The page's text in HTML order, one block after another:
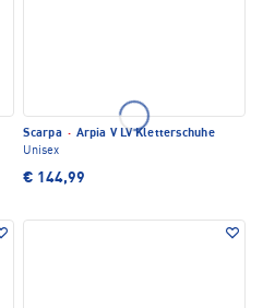
Scarpa · Arpia V LV Kletterschuhe
Unisex
€ 144,99